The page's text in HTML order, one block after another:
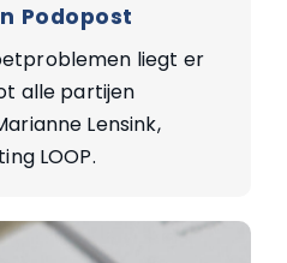
Podopost
liegt er
alle partijen
Lensink,
LOOP.